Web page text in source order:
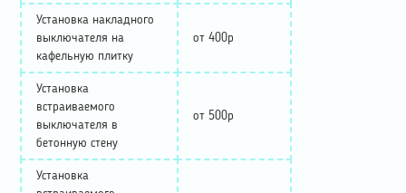
Установка накладного
выключателя на
кафельную плитку
от 400р
Установка
встраиваемого
выключателя в
бетонную стену
от 500р
Установка